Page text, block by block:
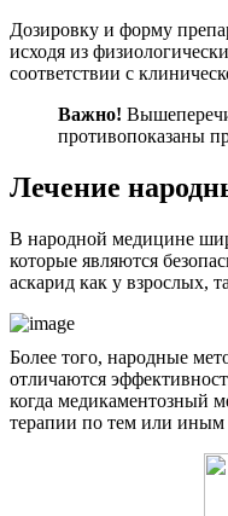
Дозировку и форму
исходя из
соответствии с
Важно!
противопоказаны
Лечение
В народной медицине
которые являются
аскарид как у взрослых,
Более того, народные
отличаются
когда медикаментозный
терапии по тем или